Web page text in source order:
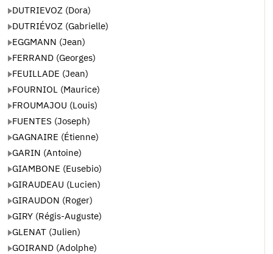
DUTRIEVOZ (Dora)
DUTRIÉVOZ (Gabrielle)
EGGMANN (Jean)
FERRAND (Georges)
FEUILLADE (Jean)
FOURNIOL (Maurice)
FROUMAJOU (Louis)
FUENTES (Joseph)
GAGNAIRE (Étienne)
GARIN (Antoine)
GIAMBONE (Eusebio)
GIRAUDEAU (Lucien)
GIRAUDON (Roger)
GIRY (Régis-Auguste)
GLENAT (Julien)
GOIRAND (Adolphe)